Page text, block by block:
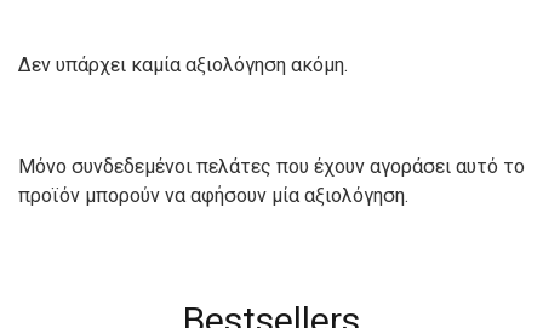
Δεν υπάρχει καμία αξιολόγηση ακόμη.
Μόνο συνδεδεμένοι πελάτες που έχουν αγοράσει αυτό το
προϊόν μπορούν να αφήσουν μία αξιολόγηση.